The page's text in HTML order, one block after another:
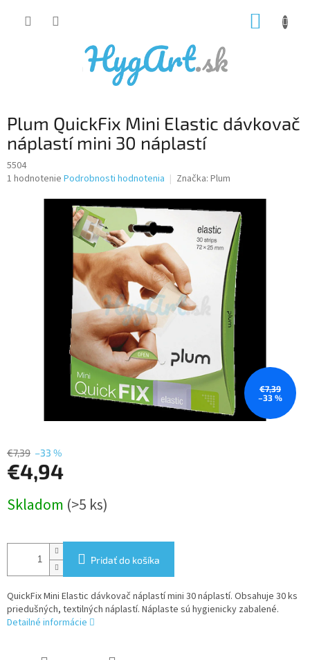
Plum QuickFix Mini Elastic dávkovač
náplastí mini 30 náplastí
5504
Priemerné
1 hodnotenie Podrobnosti hodnotenia Značka: Plum
€7,39
–33 %
€7,39 –33 %
€4,94
cena:
Skladom (>5 ks)
Pridať do košíka
QuickFix Mini Elastic dávkovač náplastí mini 30 náplastí. Obsahuje 30 ks
priedušných, textilných náplastí. Náplaste sú hygienicky zabalené.
Detailné informácie